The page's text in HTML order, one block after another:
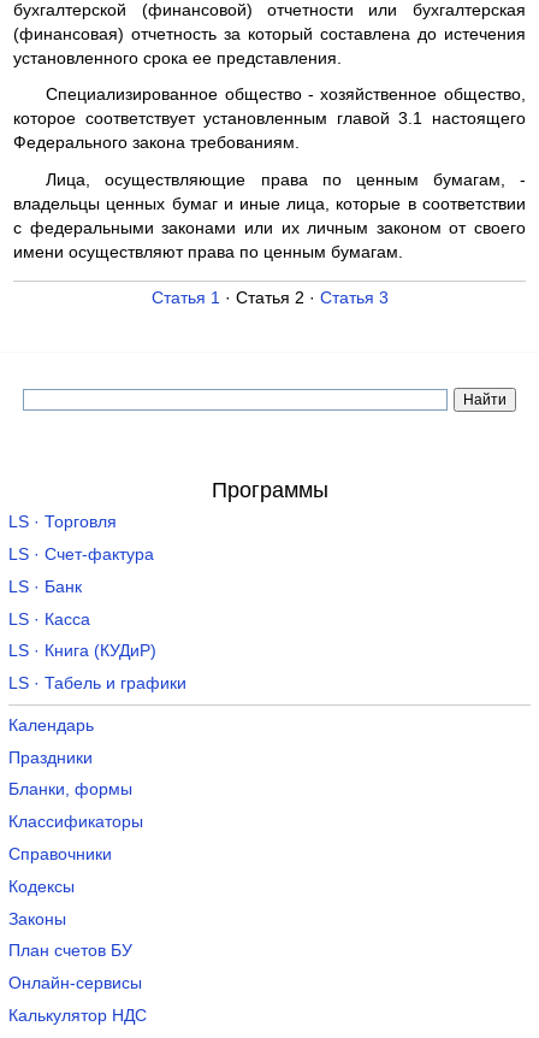
бухгалтерской (финансовой) отчетности или бухгалтерская
(финансовая) отчетность за который составлена до истечения
установленного срока ее представления.
Специализированное общество - хозяйственное общество,
которое соответствует установленным главой 3.1 настоящего
Федерального закона требованиям.
Лица, осуществляющие права по ценным бумагам, -
владельцы ценных бумаг и иные лица, которые в соответствии
с федеральными законами или их личным законом от своего
имени осуществляют права по ценным бумагам.
Статья 1· Статья 2 · Статья 3
Программы
LS · Торговля
LS · Счет-фактура
LS · Банк
LS · Касса
LS · Книга (КУДиР)
LS · Табель и графики
Календарь
Праздники
Бланки, формы
Классификаторы
Справочники
Кодексы
Законы
План счетов БУ
Онлайн-сервисы
Калькулятор НДС